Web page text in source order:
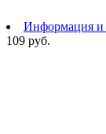
Информация и
109 руб.